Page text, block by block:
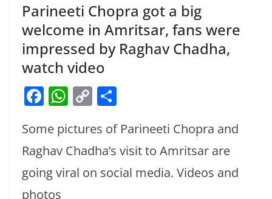
Parineeti Chopra got a big
welcome in Amritsar, fans were
impressed by Raghav Chadha,
watch video
F
c
e
b
o
W
at
s
A
C
p
y
Li
ar
e
Some pictures of Parineeti Chopra and
Raghav Chadha’s visit to Amritsar are
going viral on social media. Videos and
photos